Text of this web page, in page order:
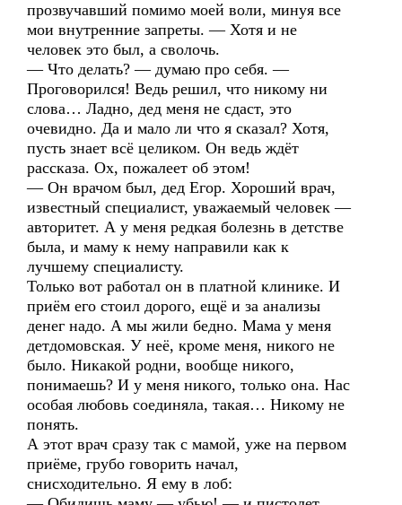
прозвучавший помимо моей воли, минуя все
мои внутренние запреты. — Хотя и не
человек это был, а сволочь.
— Что делать? — думаю про себя. —
Проговорился! Ведь решил, что никому ни
слова… Ладно, дед меня не сдаст, это
очевидно. Да и мало ли что я сказал? Хотя,
пусть знает всё целиком. Он ведь ждёт
рассказа. Ох, пожалеет об этом!
— Он врачом был, дед Егор. Хороший врач,
известный специалист, уважаемый человек —
авторитет. А у меня редкая болезнь в детстве
была, и маму к нему направили как к
лучшему специалисту.
Только вот работал он в платной клинике. И
приём его стоил дорого, ещё и за анализы
денег надо. А мы жили бедно. Мама у меня
детдомовская. У неё, кроме меня, никого не
было. Никакой родни, вообще никого,
понимаешь? И у меня никого, только она. Нас
особая любовь соединяла, такая… Никому не
понять.
А этот врач сразу так с мамой, уже на первом
приёме, грубо говорить начал,
снисходительно. Я ему в лоб: